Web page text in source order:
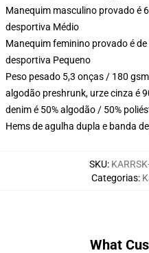
Manequim masculino provado é
desportiva Médio
Manequim feminino provado é
desportiva Pequeno
Peso pesado 5,3 onças / 180
algodão preshrunk, urze cinza é
denim é 50% algodão / 50%
Hems de agulha dupla e banda
SKU:
Categorias:
What